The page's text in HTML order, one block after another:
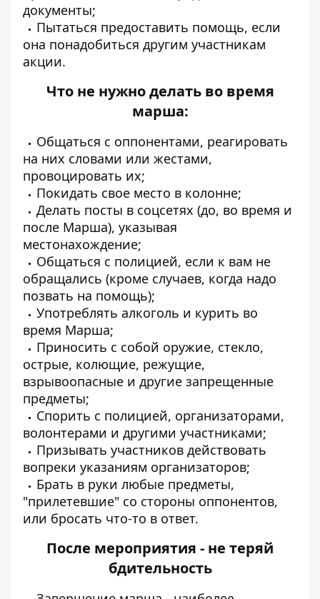
документы;
Пытаться предоставить помощь, если
она понадобиться другим участникам
акции.
Что не нужно делать во время
марша:
Общаться с оппонентами, реагировать
на них словами или жестами,
провоцировать их;
Покидать свое место в колонне;
Делать посты в соцсетях (до, во время и
после Марша), указывая
местонахождение;
Общаться с полицией, если к вам не
обращались (кроме случаев, когда надо
позвать на помощь);
Употреблять алкоголь и курить во
время Марша;
Приносить с собой оружие, стекло,
острые, колющие, режущие,
взрывоопасные и другие запрещенные
предметы;
Спорить с полицией, организаторами,
волонтерами и другими участниками;
Призывать участников действовать
вопреки указаниям организаторов;
Брать в руки любые предметы,
"прилетевшие" со стороны оппонентов,
или бросать что-то в ответ.
После мероприятия - не теряй
бдительность